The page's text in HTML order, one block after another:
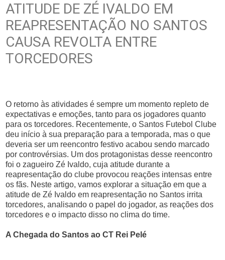
ATITUDE DE ZÉ IVALDO EM
REAPRESENTAÇÃO NO SANTOS
CAUSA REVOLTA ENTRE
TORCEDORES
O retorno às atividades é sempre um momento repleto de
expectativas e emoções, tanto para os jogadores quanto
para os torcedores. Recentemente, o Santos Futebol Clube
deu início à sua preparação para a temporada, mas o que
deveria ser um reencontro festivo acabou sendo marcado
por controvérsias. Um dos protagonistas desse reencontro
foi o zagueiro Zé Ivaldo, cuja atitude durante a
reapresentação do clube provocou reações intensas entre
os fãs. Neste artigo, vamos explorar a situação em que a
atitude de Zé Ivaldo em reapresentação no Santos irrita
torcedores, analisando o papel do jogador, as reações dos
torcedores e o impacto disso no clima do time.
A Chegada do Santos ao CT Rei Pelé